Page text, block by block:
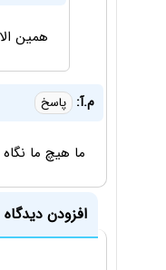
همین
م.آ: پاسخ
ما هیچ ما نگاه
افزودن دیدگاه